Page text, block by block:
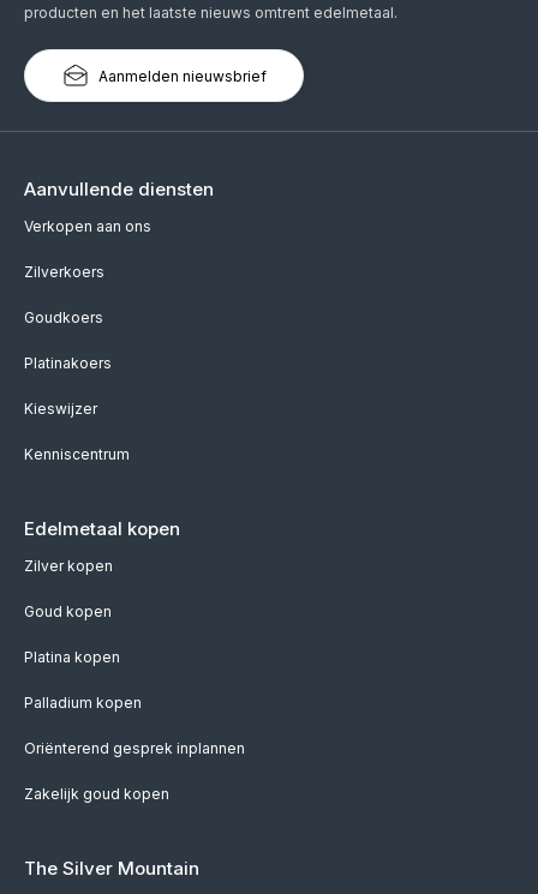
producten en het laatste nieuws omtrent edelmetaal.
Aanmelden nieuwsbrief
Aanvullende diensten
Verkopen aan ons
Zilverkoers
Goudkoers
Platinakoers
Kieswijzer
Kenniscentrum
Edelmetaal kopen
Zilver kopen
Goud kopen
Platina kopen
Palladium kopen
Oriënterend gesprek inplannen
Zakelijk goud kopen
The Silver Mountain